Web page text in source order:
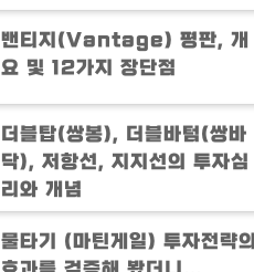
밴티지(Vantage) 평판, 개
요 및 12가지 장단점
더블탑(쌍봉), 더블바텀(쌍바
닥), 저항선, 지지선의 투자심
리와 개념
물타기 (마틴게일) 투자전략의